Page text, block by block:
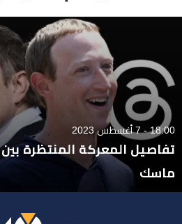
18:00 - 7 أغسطس 2023
تفاصيل المعركة المنتظرة بين
ماسك